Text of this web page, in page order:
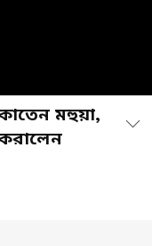
মহুয়া,